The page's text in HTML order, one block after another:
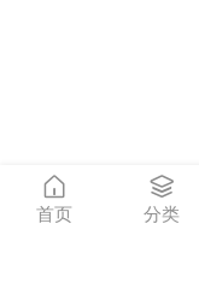
首页 分类